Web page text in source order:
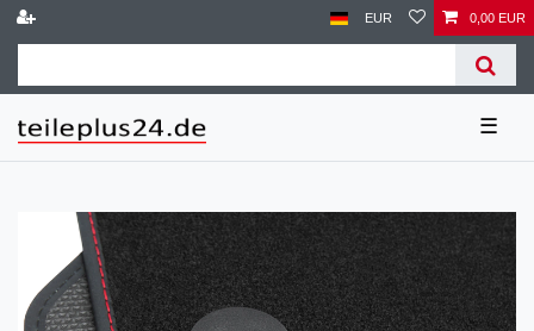
EUR 0,00 EUR
☰